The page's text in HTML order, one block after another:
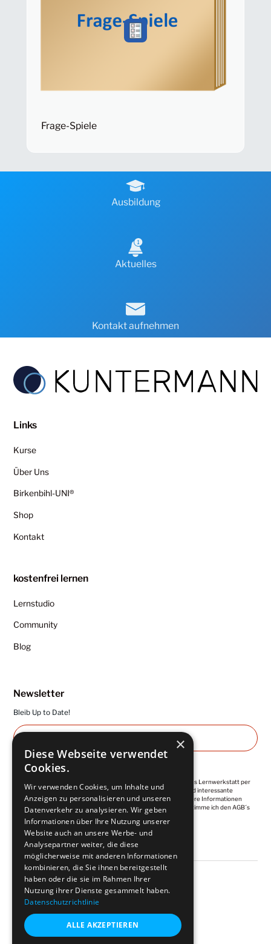
Frage-Spiele
Ausbildung
Aktuelles
Kontakt aufnehmen
Links
Kurse
Über Uns
Birkenbihl-UNI®
Shop
Kontakt
kostenfrei lernen
Lernstudio
Community
Blog
Newsletter
Bleib Up to Date!
Ich abonniere die regelmäßigen Newsletter von Kuntermanns Lernwerkstatt per
E-Mail. Diese enthalten wertvolle Impulse, Empfehlungen und interessante
Angebote. Meine Einwilligung ist jederzeit widerrufbar. Weitere Informationen
finde ich in derDatenschutzerklärung . Mit der Anmeldung, stimme ich den AGB´s
2026
Kuntermann. All rights reserved.
Impressum
×
Diese Webseite verwendet
Cookies.
Wir verwenden Cookies, um Inhalte und
Anzeigen zu personalisieren und unseren
Datenverkehr zu analysieren. Wir geben
Informationen über Ihre Nutzung unserer
Website auch an unsere Werbe- und
Analysepartner weiter, die diese
möglicherweise mit anderen Informationen
kombinieren, die Sie ihnen bereitgestellt
haben oder die sie im Rahmen Ihrer
Nutzung ihrer Dienste gesammelt haben.
Datenschutzrichtlinie
ALLE AKZEPTIEREN